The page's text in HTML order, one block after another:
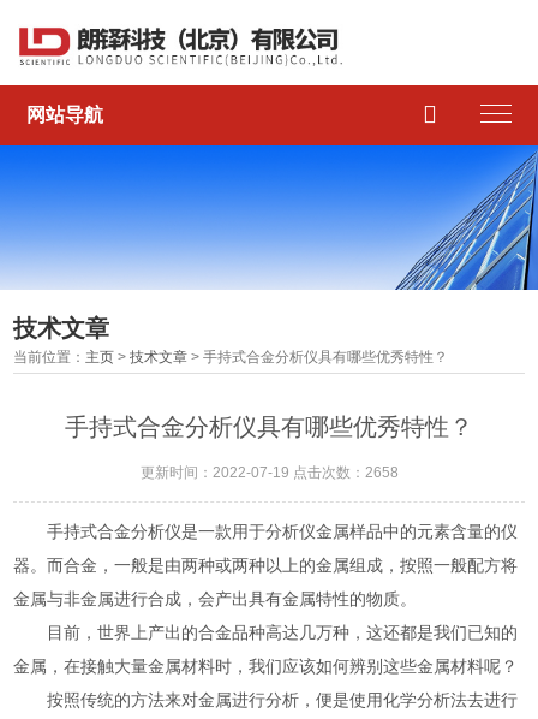
网站导航 
技术文章
当前位置： 主页 >技术文章 > 手持式合金分析仪具有哪些优秀特性？
手持式合金分析仪具有哪些优秀特性？
更新时间：2022-07-19 点击次数：2658
手持式合金分析仪是一款用于分析仪金属样品中的元素含量的仪
器。而合金，一般是由两种或两种以上的金属组成，按照一般配方将
金属与非金属进行合成，会产出具有金属特性的物质。
目前，世界上产出的合金品种高达几万种，这还都是我们已知的
金属，在接触大量金属材料时，我们应该如何辨别这些金属材料呢？
按照传统的方法来对金属进行分析，便是使用化学分析法去进行